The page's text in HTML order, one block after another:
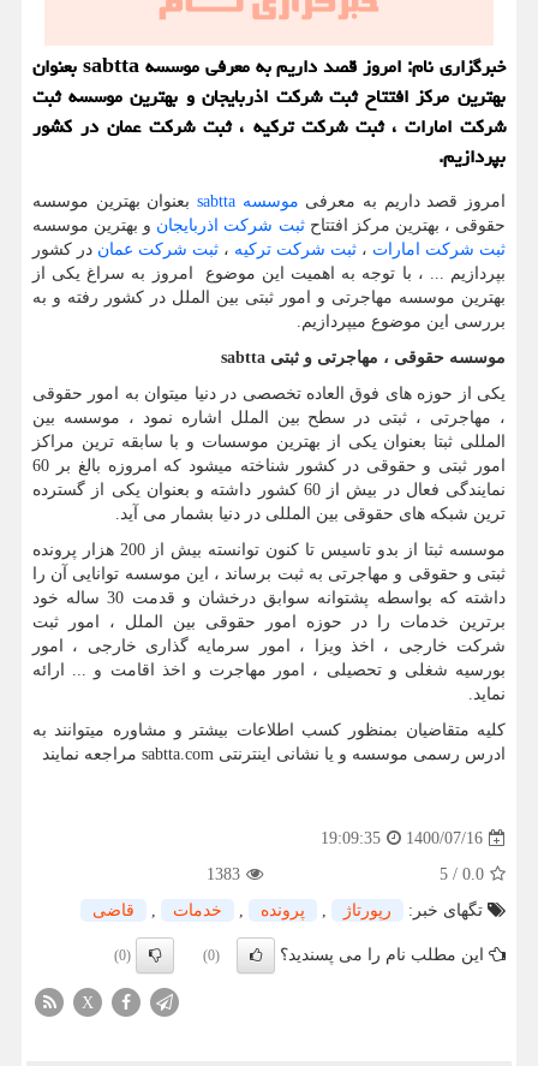
خبرگزاری نام: امروز قصد داریم به معرفی موسسه sabtta بعنوان
بهترین مرکز افتتاح ثبت شرکت اذربایجان و بهترین موسسه ثبت
شرکت امارات ، ثبت شرکت ترکیه ، ثبت شرکت عمان در کشور
بپردازیم.
امروز قصد داریم به معرفی موسسه sabtta بعنوان بهترین موسسه
حقوقی ، بهترین مرکز افتتاحثبت شرکت اذربایجان و بهترین موسسه
ثبت شرکت امارات ، ثبت شرکت ترکیه ، ثبت شرکت عمان در کشور
بپردازیم ... ، با توجه به اهمیت این موضوع امروز به سراغ یکی از
بهترین موسسه مهاجرتی و امور ثبتی بین الملل در کشور رفته و به
بررسی این موضوع میپردازیم.
موسسه حقوقی ، مهاجرتی و ثبتی sabtta
یکی از حوزه های فوق العاده تخصصی در دنیا میتوان به امور حقوقی
، مهاجرتی ، ثبتی در سطح بین الملل اشاره نمود ، موسسه بین
المللی ثبتا بعنوان یکی از بهترین موسسات و با سابقه ترین مراکز
امور ثبتی و حقوقی در کشور شناخته میشود که امروزه بالغ بر 60
نمایندگی فعال در بیش از 60 کشور داشته و بعنوان یکی از گسترده
ترین شبکه های حقوقی بین المللی در دنیا بشمار می آید.
موسسه ثبتا از بدو تاسیس تا کنون توانسته بیش از 200 هزار پرونده
ثبتی و حقوقی و مهاجرتی به ثبت برساند ، این موسسه توانایی آن را
داشته که بواسطه پشتوانه سوابق درخشان و قدمت 30 ساله خود
برترین خدمات را در حوزه امور حقوقی بین الملل ، امور ثبت
شرکت خارجی ، اخذ ویزا ، امور سرمایه گذاری خارجی ، امور
بورسیه شغلی و تحصیلی ، امور مهاجرت و اخذ اقامت و ... ارائه
نماید.
کلیه متقاضیان بمنظور کسب اطلاعات بیشتر و مشاوره میتوانند به
ادرس رسمی موسسه و یا نشانی اینترنتی sabtta.com مراجعه نمایند
1400/07/16
19:09:35
0.0
/
5
1383
تگهای خبر:
رپورتاژ , پرونده , خدمات , قاضی
این مطلب نام را می پسندید؟ (0)
(0)
X